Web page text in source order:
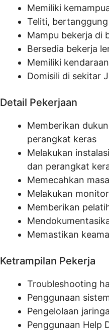
Memiliki
Teliti,
Mampu bekerja di
Bersedia bekerja
Memiliki
Domisili di sekitar
Detail Pekerjaan
Memberikan
perangkat keras
Melakukan
dan perangkat
Memecahkan
Melakukan
Memberikan
Memastikan
Ketrampilan Pekerja
Troubleshooting
Penggunaan
Pengelolaan
Penggunaan Help